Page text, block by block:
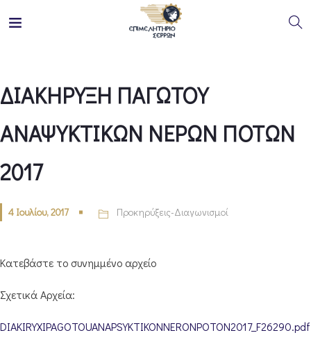
ΔΙΑΚΗΡΥΞΗ ΠΑΓΩΤΟΥ
ΑΝΑΨΥΚΤΙΚΩΝ ΝΕΡΩΝ ΠΟΤΩΝ
2017
4 Ιουλίου, 2017 Προκηρύξεις-Διαγωνισμοί
Κατεβάστε το συνημμένο αρχείο
Σχετικά Αρχεία:
DIAKIRYXIPAGOTOUANAPSYKTIKONNERONPOTON2017_F26290.pdf